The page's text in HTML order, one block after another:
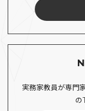
実務家教員が専門
の